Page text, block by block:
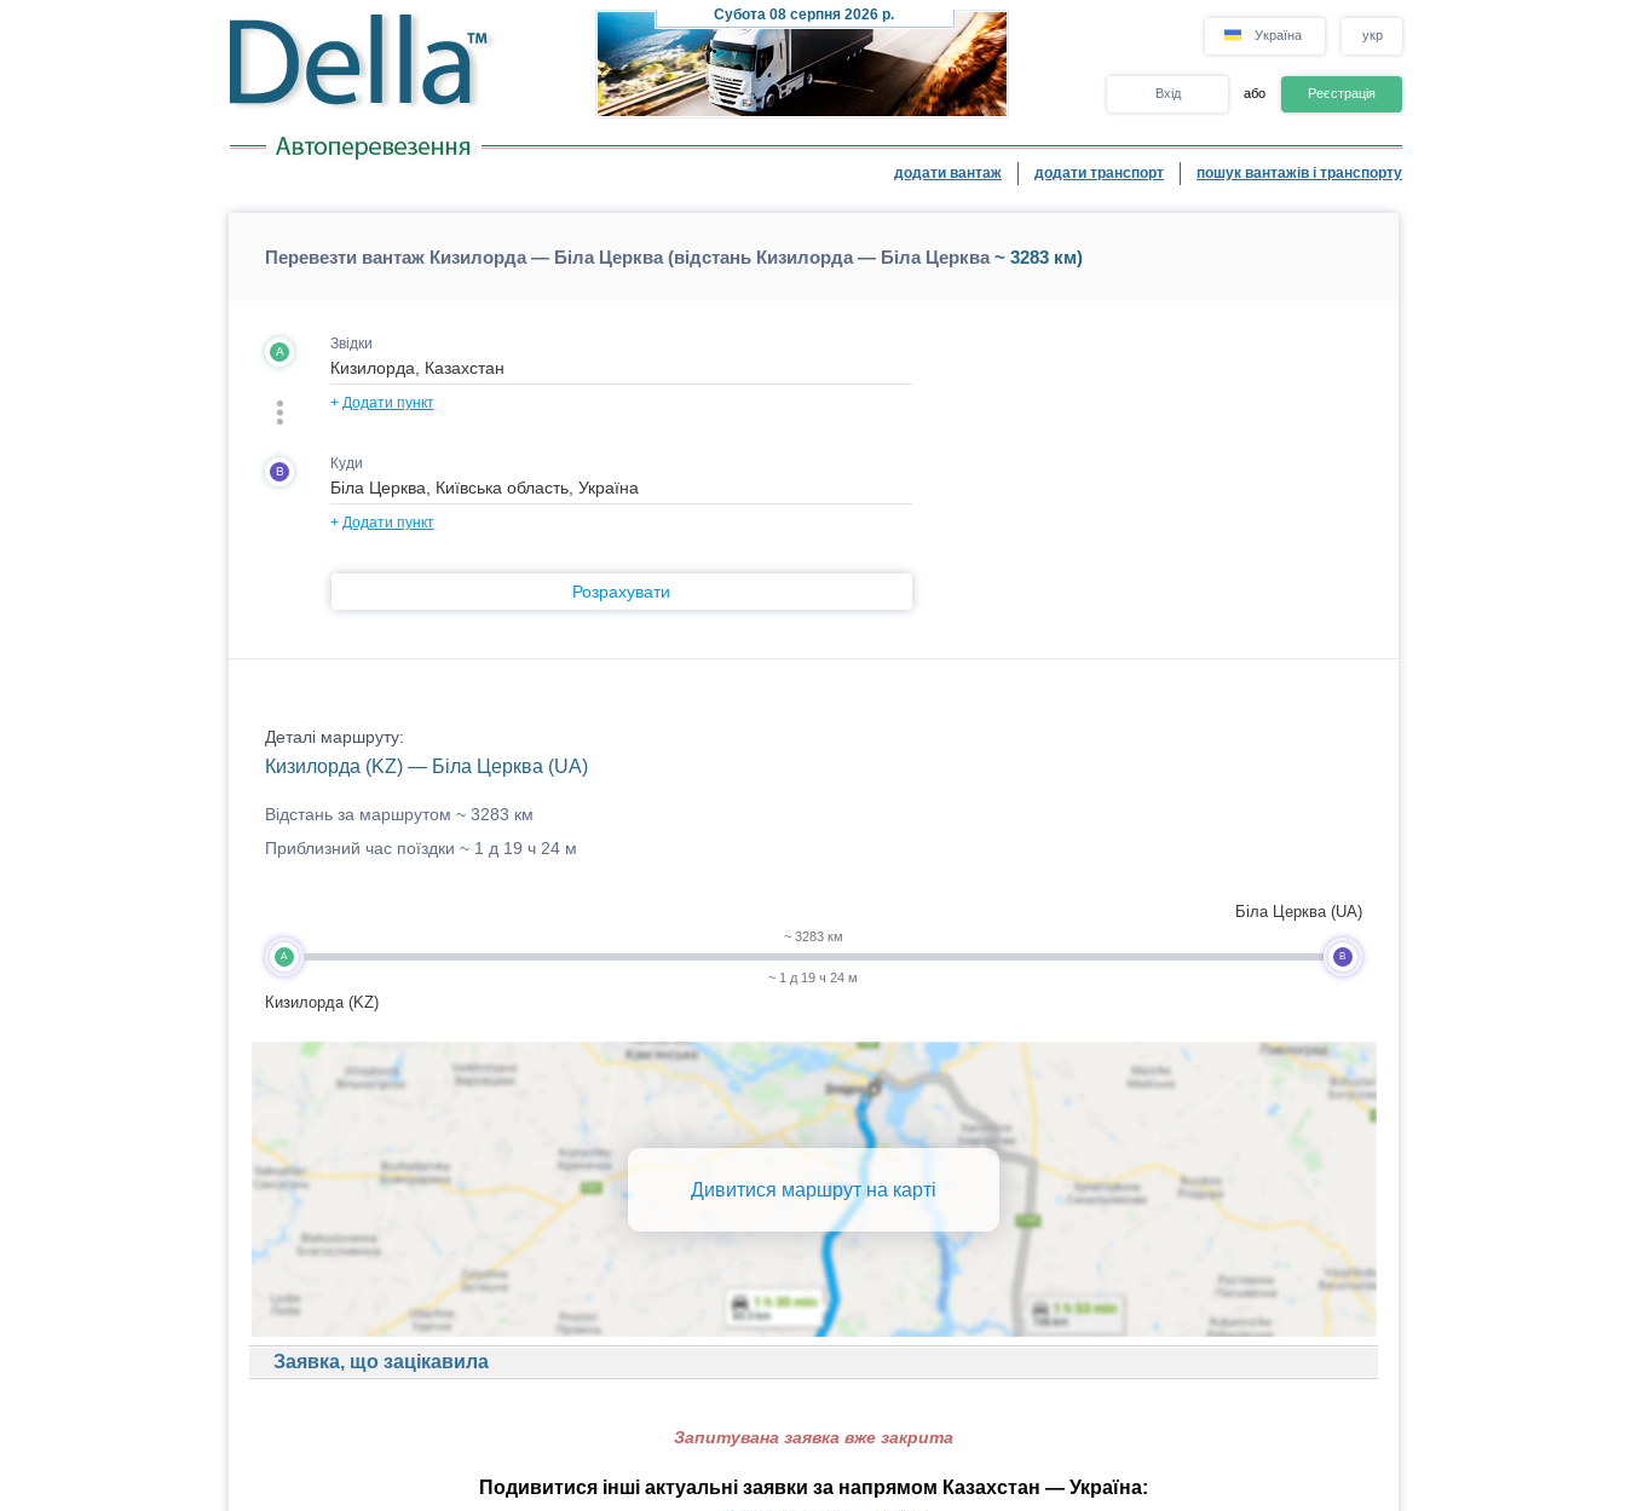
Субота08 серпня 2026 р.
Україна укр
Вхід або Реєстрація
додати вантаж додати транспорт пошук вантажів і транспорту
Перевезти вантаж Кизилорда — Біла Церква (відстань Кизилорда — Біла Церква~ 3283 км)
A Звідки
+ Додати пункт
B Куди
+ Додати пункт
Розрахувати
Деталі маршруту:
Кизилорда (KZ) — Біла Церква (UA)
Відстань за маршрутом ~ 3283 км
Приблизний час поїздки ~ 1 д 19 ч 24 м
A
Кизилорда (KZ)
~ 3283 км
~ 1 д 19 ч 24 м
B
Біла Церква (UA)
Дивитися маршрут на карті
Заявка, що зацікавила
Запитувана заявка вже закрита
Подивитися інші актуальні заявки за напрямом Казахстан — Україна: